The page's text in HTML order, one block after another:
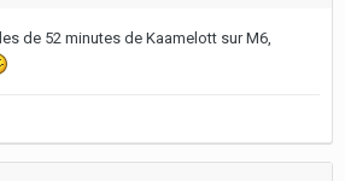
de 52 minutes de Kaamelott sur M6,